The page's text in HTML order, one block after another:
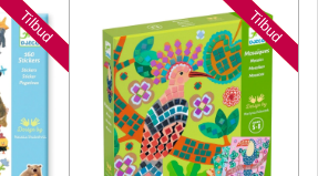
Nyheder
Tilbud Nyheder
Tilbud